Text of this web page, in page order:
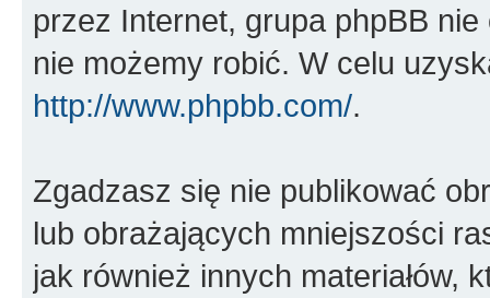
przez Internet, grupa phpBB
nie możemy robić. W celu
http://www.phpbb.com/.
Zgadzasz się nie publikować
lub obrażających mniejszości
jak również innych materiałów,